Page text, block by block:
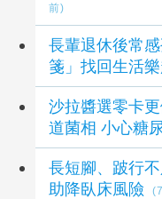
前)
長輩退休後常
箋」找回生活
沙拉醬選零卡
道菌相 小心
長短腳、跛行
助降臥床風險